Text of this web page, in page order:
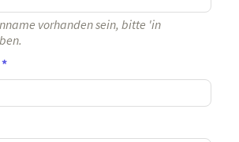
vorhanden sein, bitte 'in
*